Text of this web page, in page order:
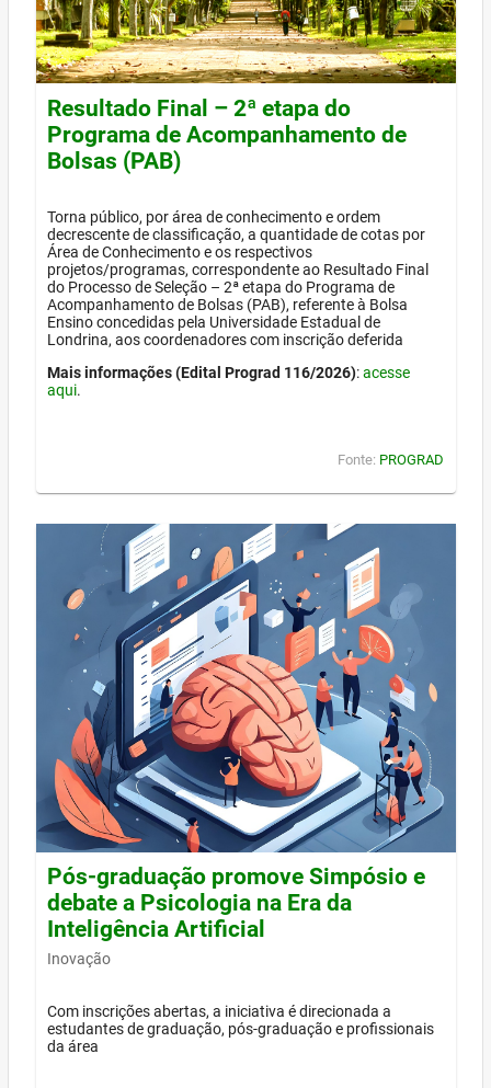
Resultado Final – 2ª etapa do
Programa de Acompanhamento de
Bolsas (PAB)
Torna público, por área de conhecimento e ordem
decrescente de classificação, a quantidade de cotas por
Área de Conhecimento e os respectivos
projetos/programas, correspondente ao Resultado Final
do Processo de Seleção – 2ª etapa do Programa de
Acompanhamento de Bolsas (PAB), referente à Bolsa
Ensino concedidas pela Universidade Estadual de
Londrina, aos coordenadores com inscrição deferida
Mais informações (Edital Prograd 116/2026):acesse
aqui.
Fonte: PROGRAD
Pós-graduação promove Simpósio e
debate a Psicologia na Era da
Inteligência Artificial
Inovação
Com inscrições abertas, a iniciativa é direcionada a
estudantes de graduação, pós-graduação e profissionais
da área